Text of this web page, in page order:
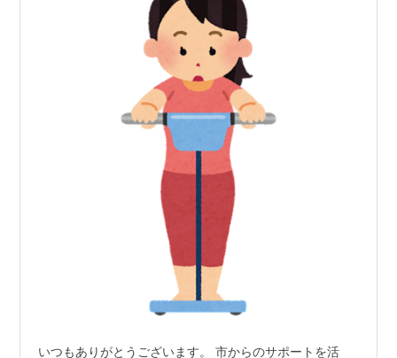
いつもありがとうございます。 市からのサポートを活